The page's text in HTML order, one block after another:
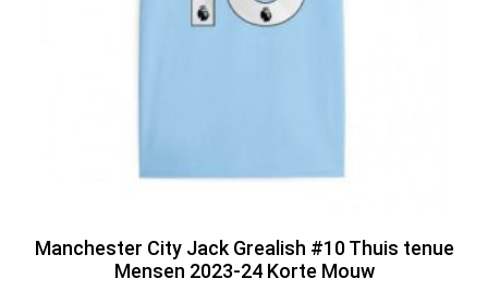
Manchester City Jack Grealish #10 Thuis tenue
Mensen 2023-24 Korte Mouw